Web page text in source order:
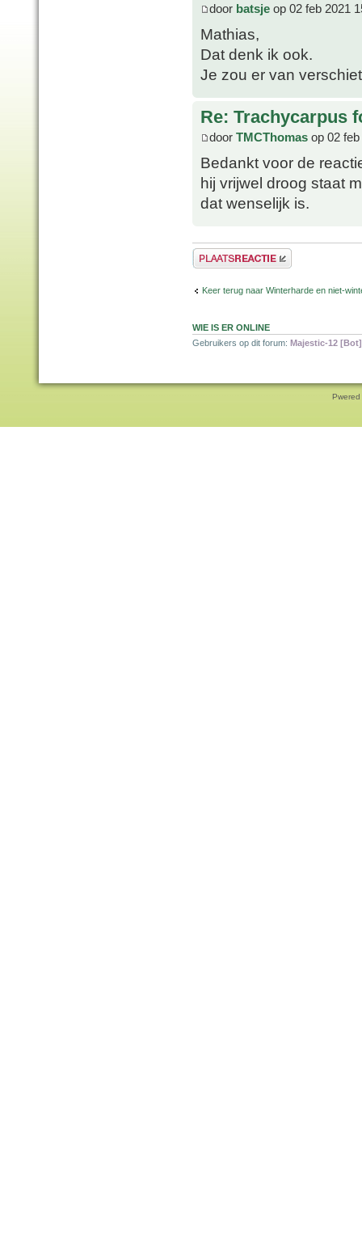
door batsje op 02 feb 2021
Mathias,
Dat denk ik ook.
Je zou er van
Re: Trachycarpus
door TMCThomas op 02
Bedankt voor de
hij vrijwel droog staat
dat wenselijk is.
Plaats een reactie
Keer terug naar Winterharde en niet-
WIE IS ER ONLINE
Gebruikers op dit forum: Majestic-12 [Bot]